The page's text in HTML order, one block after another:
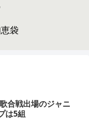
袋
合戦出場のジャニ
は5組